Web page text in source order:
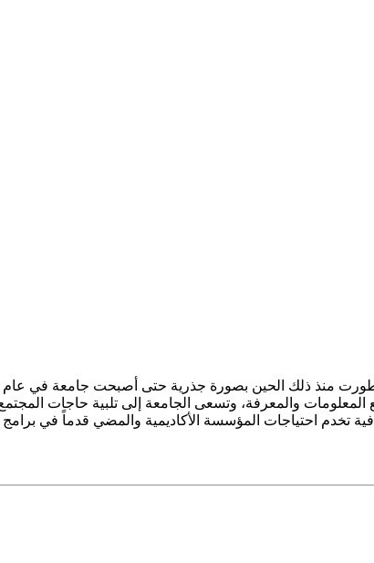
والمعرفة، وتسعى الجامعة إلى تلبية حاجات المجتمع
تخدم احتياجات المؤسسة الأكاديمية والمضي قدماً في